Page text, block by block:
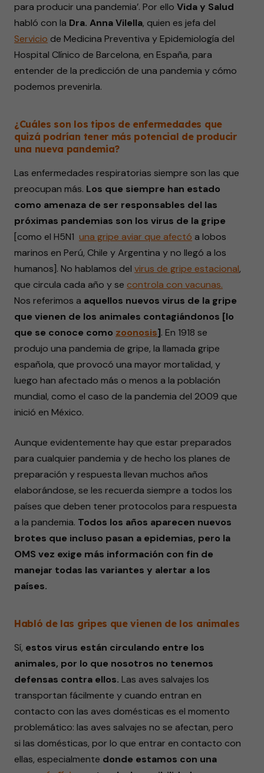
para producir una pandemia’. Por ello Vida y Salud
habló con la Dra. Anna Vilella, quien es jefa del
Servicio de Medicina Preventiva y Epidemiología del
Hospital Clínico de Barcelona, en España, para
entender de la predicción de una pandemia y cómo
podemos prevenirla.
¿Cuáles son los tipos de enfermedades que
quizá podrían tener más potencial de producir
una nueva pandemia?
Las enfermedades respiratorias siempre son las que
preocupan más. Los que siempre han estado
como amenaza de ser responsables del las
próximas pandemias son los virus de la gripe
[como el H5N1 una gripe aviar que afectó a lobos
marinos en Perú, Chile y Argentina y no llegó a los
humanos]. No hablamos del virus de gripe estacional,
que circula cada año y se controla con vacunas.
Nos referimos a aquellos nuevos virus de la gripe
que vienen de los animales contagiándonos [lo
que se conoce como zoonosis]. En 1918 se
produjo una pandemia de gripe, la llamada gripe
española, que provocó una mayor mortalidad, y
luego han afectado más o menos a la población
mundial, como el caso de la pandemia del 2009 que
inició en México.
Aunque evidentemente hay que estar preparados
para cualquier pandemia y de hecho los planes de
preparación y respuesta llevan muchos años
elaborándose, se les recuerda siempre a todos los
países que deben tener protocolos para respuesta
a la pandemia. Todos los años aparecen nuevos
brotes que incluso pasan a epidemias, pero la
OMS vez exige más información con fin de
manejar todas las variantes y alertar a los
países.
Habló de las gripes que vienen de los animales
Sí, estos virus están circulando entre los
animales, por lo que nosotros no tenemos
defensas contra ellos. Las aves salvajes los
transportan fácilmente y cuando entran en
contacto con las aves domésticas es el momento
problemático: las aves salvajes no se afectan, pero
si las domésticas, por lo que entrar en contacto con
ellas, especialmente donde estamos con una